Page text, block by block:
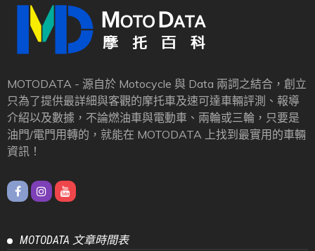
MOTODATA - 源自於 Motocycle 與 Data 兩詞之結合，創立
只為了提供最詳細與客觀的摩托車及速可達車輛評測、報導
介紹以及數據，不論燃油車與電動車、兩輪或三輪，只要是
油門/電門用轉的，就能在 MOTODATA 上找到最實用的車輛
資訊！
MOTODATA 文章時間表